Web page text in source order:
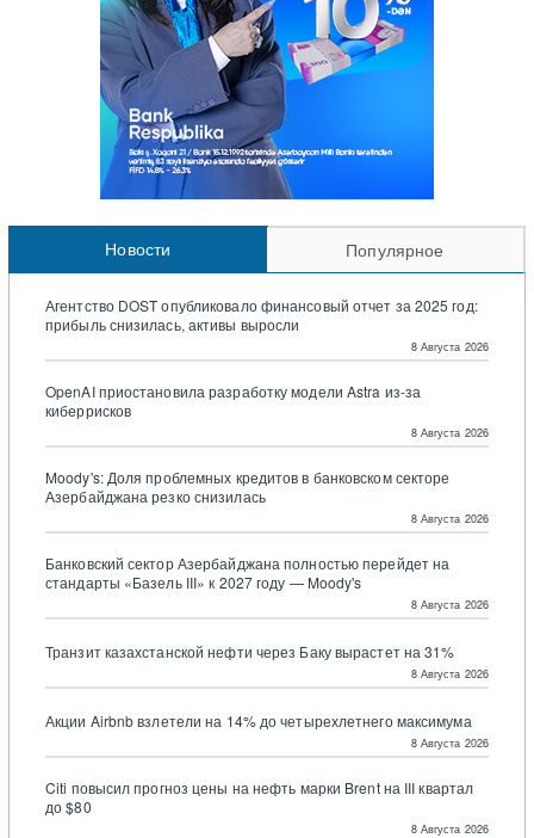
Новости Популярное
Агентство DOST опубликовало финансовый отчет за 2025 год:
прибыль снизилась, активы выросли
8 Августа 2026
OpenAI приостановила разработку модели Astra из-за
киберрисков
8 Августа 2026
Moody's: Доля проблемных кредитов в банковском секторе
Азербайджана резко снизилась
8 Августа 2026
Банковский сектор Азербайджана полностью перейдет на
стандарты «Базель III» к 2027 году — Moody's
8 Августа 2026
Транзит казахстанской нефти через Баку вырастет на 31%
8 Августа 2026
Акции Airbnb взлетели на 14% до четырехлетнего максимума
8 Августа 2026
Citi повысил прогноз цены на нефть марки Brent на III квартал
до $80
8 Августа 2026